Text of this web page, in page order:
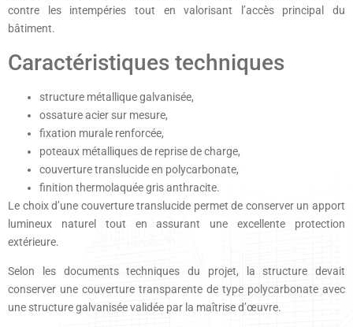
contre les intempéries tout en valorisant l’accès principal du
bâtiment.
Caractéristiques techniques
structure métallique galvanisée,
ossature acier sur mesure,
fixation murale renforcée,
poteaux métalliques de reprise de charge,
couverture translucide en polycarbonate,
finition thermolaquée gris anthracite.
Le choix d’une couverture translucide permet de conserver un apport
lumineux naturel tout en assurant une excellente protection
extérieure.
Selon les documents techniques du projet, la structure devait
conserver une couverture transparente de type polycarbonate avec
une structure galvanisée validée par la maîtrise d’œuvre.